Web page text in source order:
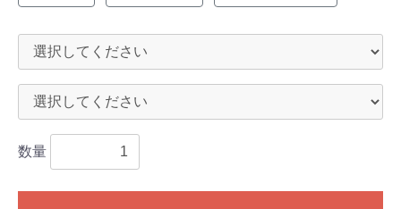
数量